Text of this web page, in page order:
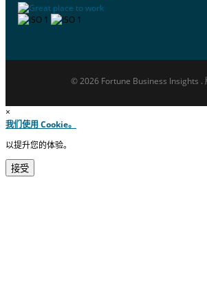
© 2026 Fortune Business Insights .
×
我们使用 Cookie。
以提升您的体验。
接受